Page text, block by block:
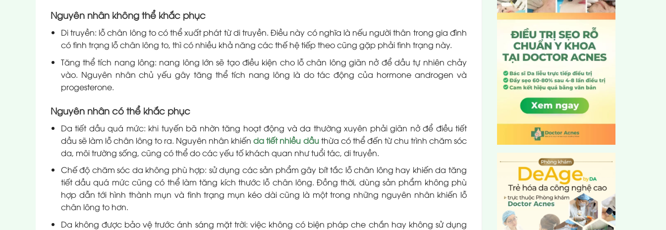
Nguyên nhân không thể khắc phục
Di truyền: lỗ chân lông to có thể xuất phát từ di truyền. Điều này có nghĩa là nếu người thân trong gia đình
có tình trạng lỗ chân lông to, thì có nhiều khả năng các thế hệ tiếp theo cũng gặp phải tình trạng này.
Tăng thể tích nang lông: nang lông lớn sẽ tạo điều kiện cho lỗ chân lông giãn nở để dầu tự nhiên chảy
vào. Nguyên nhân chủ yếu gây tăng thể tích nang lông là do tác động của hormone androgen và
progesterone.
Nguyên nhân có thể khắc phục
Da tiết dầu quá mức: khi tuyến bã nhờn tăng hoạt động và da thường xuyên phải giãn nở để điều tiết
dầu sẽ làm lỗ chân lông to ra. Nguyên nhân khiếnda tiết nhiều dầuthừa có thể đến từ chu trình chăm sóc
da, môi trường sống, cũng có thể do các yếu tố khách quan như tuổi tác, di truyền.
Chế độ chăm sóc da không phù hợp: sử dụng các sản phẩm gây bít tắc lỗ chân lông hay khiến da tăng
tiết dầu quá mức cũng có thể làm tăng kích thước lỗ chân lông. Đồng thời, dùng sản phẩm không phù
hợp dẫn tới hình thành mụn và tình trạng mụn kéo dài cũng là một trong những nguyên nhân khiến lỗ
chân lông to hơn.
Da không được bảo vệ trước ánh sáng mặt trời: việc không có biện pháp che chắn hay không sử dụng